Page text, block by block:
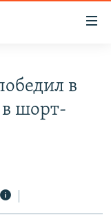
в
шорт-